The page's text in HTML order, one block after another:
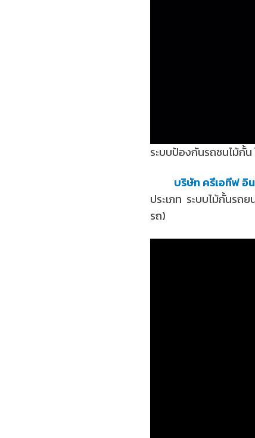
ระบบป้องกันรถชนไม้กั้
บริษัท ครีเอทีฟ อิน
ประเภท ระบบไม้กั้นรถ
รถ)